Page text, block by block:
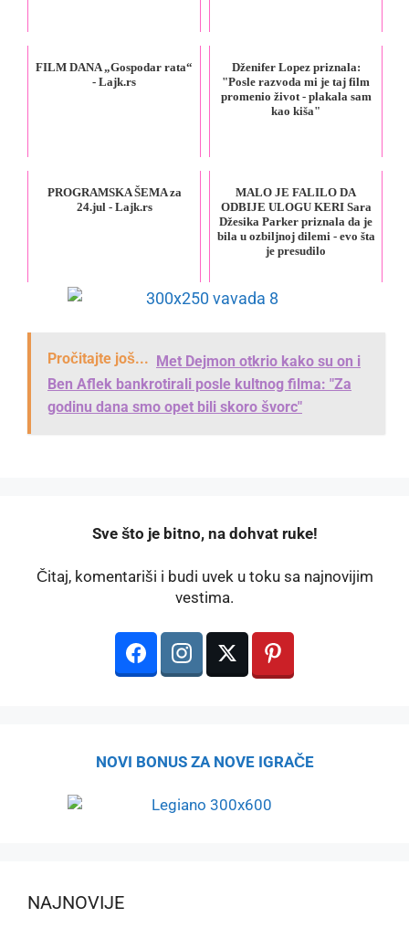
FILM DANA „Gospodar rata“
- Lajk.rs
Dženifer Lopez priznala:
"Posle razvoda mi je taj film
promenio život - plakala sam
kao kiša"
PROGRAMSKA ŠEMA za
24.jul - Lajk.rs
MALO JE FALILO DA
ODBIJE ULOGU KERI Sara
Džesika Parker priznala da je
bila u ozbiljnoj dilemi - evo šta
je presudilo
Pročitajte još...
Met Dejmon otkrio kako su on i
Ben Aflek bankrotirali posle kultnog filma: "Za
godinu dana smo opet bili skoro švorc"
️Sve što je bitno, na dohvat ruke!
Čitaj, komentariši i budi uvek u toku sa najnovijim
vestima.
NOVI BONUS ZA NOVE IGRAČE
NAJNOVIJE